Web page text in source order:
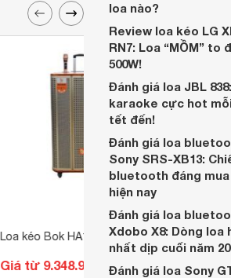
Loa kéo Bok HA18-29
Giá từ 9.348.900 đ
Loa di
110Plus
Giá từ
loa nào?
Review loa kéo LG
RN7: Loa “MỒM” to
500W!
Đánh giá loa JBL
karaoke cực hot
tết đến!
Đánh giá loa
Sony SRS-XB13:
bluetooth đáng
hiện nay
Đánh giá loa
Xdobo X8: Dòng loa
nhất dịp cuối năm
Đánh giá loa Sony